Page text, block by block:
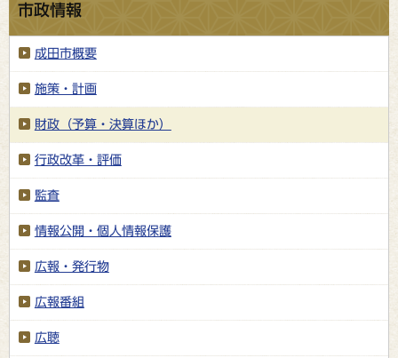
市政情報
成田市概要
施策・計画
財政（予算・決算ほか）
行政改革・評価
監査
情報公開・個人情報保護
広報・発行物
広報番組
広聴